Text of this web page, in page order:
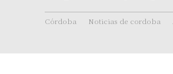
Córdoba Noticias de cordoba